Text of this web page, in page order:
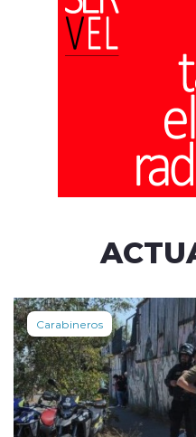
Carabineros